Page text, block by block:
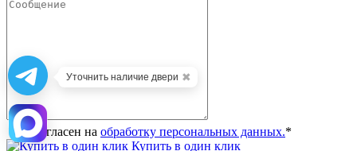
Уточнить наличие двери ✖
Я согласен на обработку персональных данных.*
Купить в один клик